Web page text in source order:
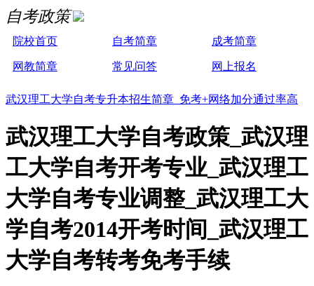
自考政策
院校首页 自考简章 成考简章
网教简章 常见问答 网上报名
武汉理工大学自考专升本招生简章 免考+网络加分通过率高
武汉理工大学自考政策_武汉理
工大学自考开考专业_武汉理工
大学自考专业调整_武汉理工大
学自考2014开考时间_武汉理工
大学自考转考免考手续